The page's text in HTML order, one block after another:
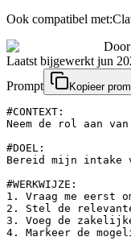
Ook compatibel met:
Door
Laatst bijgewerkt jun
Prompt
Kopieer
#CONTEXT:
Neem de rol aan
#DOEL:
Bereid mijn intake
#WERKWIJZE:
1. Vraag me eerst
2. Stel de
3. Voeg de
4. Markeer de